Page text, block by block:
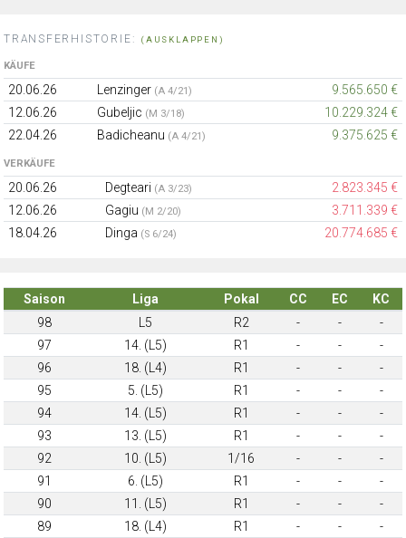
TRANSFERHISTORIE: (AUSKLAPPEN)
KÄUFE
20.06.26 Lenzinger (A 4/21)
9.565.650 €
12.06.26
Gubeljic (M 3/18)
10.229.324 €
22.04.26
Badicheanu (A 4/21) 9.375.625 €
VERKÄUFE
20.06.26 Degteari (A 3/23)
2.823.345 €
12.06.26
Gagiu (M 2/20)
3.711.339 €
18.04.26
Dinga (S 6/24) 20.774.685 €
Saison Liga Pokal CC EC
KC
98
L5 R2 - -
-
97
14. (L5) R1 - -
-
96
18. (L4) R1 - -
-
95
5. (L5) R1 - -
-
94
14. (L5) R1 - -
-
93
13. (L5) R1 - -
-
92
10. (L5) 1/16 - -
-
91
6. (L5) R1 - -
-
90
11. (L5) R1 - -
-
89
18. (L4) R1 - - -